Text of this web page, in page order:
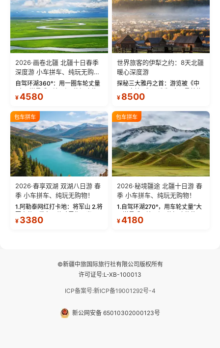
2026·画卷北疆 北疆十日春季
深度游 小车拼车、纯玩无购
物！
自驾环湖360°：用一圈车轮丈量
“大西洋最后一滴眼泪”的极致蔚
蓝。 赛湖旅拍：甄选多款风格服
绝美瞬间。 赛湖坦克300跟车视
频：专业摄影师...
¥4580
世界旅客的伊犁之约：8天北疆
暖心深度游
探秘三大雅丹之首：游览被《中
国国家地理》评选为“中国最美的
三大雅丹”第一名的克拉玛依魔鬼
瓦人最大村落——禾木村，欣赏
晨雾与小木...
¥ 8500
包车拼车
2026·春享双湖 双湖八日游 春
季 小车拼车、纯玩无购物！
1.阿勒泰网红打卡地：将军山 2.将
军山落日缆车，体验雪都风光 3.
将军山，夕阳派对，蹦迪party 4.
¥ 3380
包车拼车
2026·秘境疆途 北疆十日游 春
季 小车拼车、纯玩无购物！
1.自驾环湖270°，用车轮丈量“大
西洋最后一滴眼泪”的极致蔚蓝，
让雪山、花海与深邃湖水在转弯
¥4180
©新疆中旅国际旅行社有限公司版权所有
许可证号:L-XB-100013
ICP备案号:新ICP备19001292号-4
新公网安备 65010302000123号